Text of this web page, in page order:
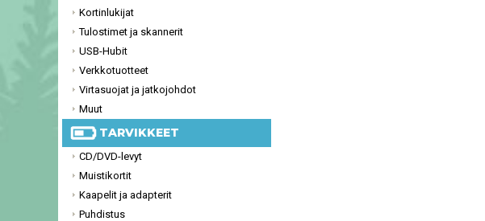
Kortinlukijat
Tulostimet ja skannerit
USB-Hubit
Verkkotuotteet
Virtasuojat ja jatkojohdot
Muut
TARVIKKEET
CD/DVD-levyt
Muistikortit
Kaapelit ja adapterit
Puhdistus